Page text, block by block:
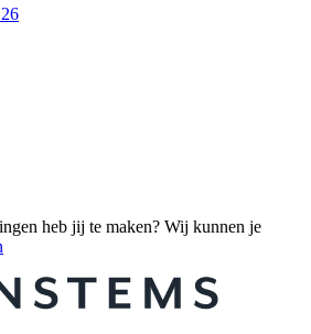
heb jij te maken? Wij kunnen je